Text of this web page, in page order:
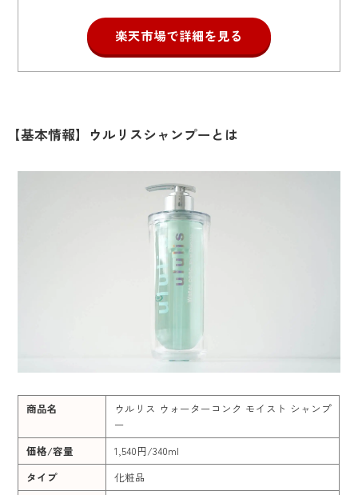
楽天市場で詳細を見る
【基本情報】ウルリスシャンプーとは
商品名
ウルリス ウォーターコンク モイスト シャンプ
ー
価格/容量
1,540円/340ml
タイプ
化粧品